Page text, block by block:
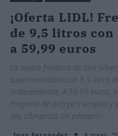
¡Oferta LIDL!
de 9,5 litros
a 59,99 euros
La nueva freidora de aire
supermercados con 9,5 litros
independiente. A 59,99 euros,
mayoría de airfryers simples y
ves, cómprala sin pensarlo.